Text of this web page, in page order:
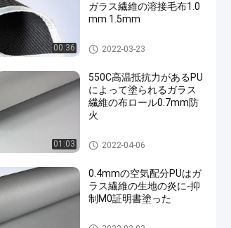
00:36
ガラス繊維の溶接毛布1.0
mm 1.5mm
溶接毛布ロール
2022-03-23
01:03
550C高温抵抗力があるPU
によって塗られるガラス
繊維の布ロール0.7mm防
火
溶接毛布ロール
2022-04-06
0.4mmの空気配分PUはガ
ラス繊維の生地の炎に-抑
制M0証明書塗った
PUの上塗を施してあるガラス